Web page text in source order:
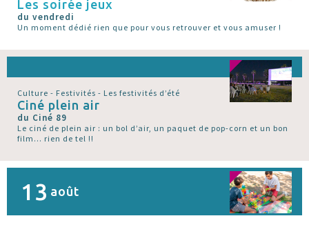
Les soirée jeux
du vendredi
Un moment dédié rien que pour vous retrouver et vous amuser !
Culture - Festivités - Les festivités d’été
Ciné plein air
du Ciné 89
Le ciné de plein air : un bol d’air, un paquet de pop-corn et un bon
film... rien de tel !!
13 août